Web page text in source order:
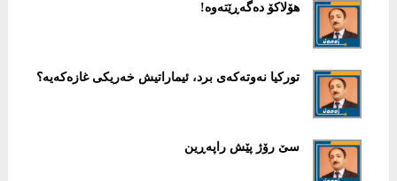
هۆلاكۆ دەگەڕێتەوە!
توركیا نەوتەكەی برد، ئیماراتیش خەریكی غازەكەیە؟
سێ رۆژ پێش راپەڕین